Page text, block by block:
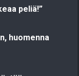
peliä!”
huomenna